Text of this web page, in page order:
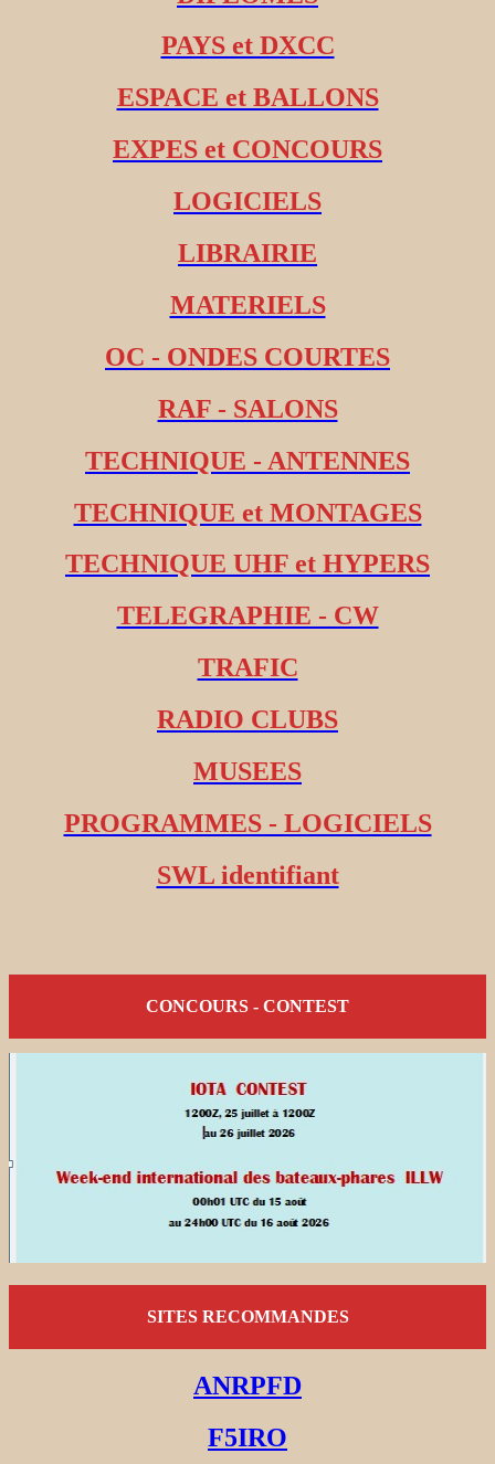
PAYS et DXCC
ESPACE et BALLONS
EXPES et CONCOURS
LOGICIELS
LIBRAIRIE
MATERIELS
OC - ONDES COURTES
RAF - SALONS
TECHNIQUE - ANTENNES
TECHNIQUE et MONTAGES
TECHNIQUE UHF et HYPERS
TELEGRAPHIE - CW
TRAFIC
RADIO CLUBS
MUSEES
PROGRAMMES - LOGICIELS
SWL identifiant
CONCOURS - CONTEST
SITES RECOMMANDES
ANRPFD
F5IRO